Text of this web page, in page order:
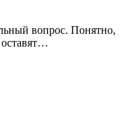
вопрос. Понятно,